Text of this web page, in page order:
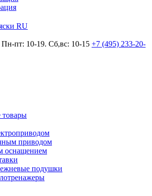
Пн-пт: 10-19. Сб,вс: 10-15 +7 (495) 233-20-
приводом
оснащением
подушки